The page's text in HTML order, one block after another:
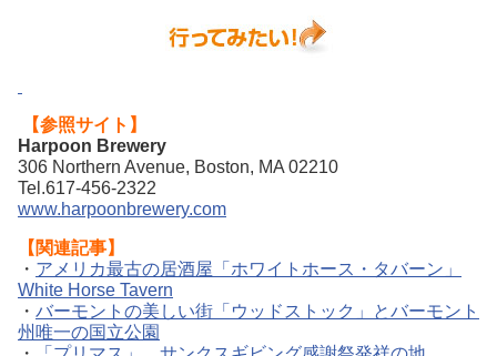
【参照サイト】
Harpoon Brewery
306 Northern Avenue, Boston, MA 02210
Tel.617-456-2322
www.harpoonbrewery.com
【関連記事】
・ アメリカ最古の居酒屋「ホワイトホース・タバーン」
White Horse Tavern
・ バーモントの美しい街「ウッドストック」とバーモント
州唯一の国立公園